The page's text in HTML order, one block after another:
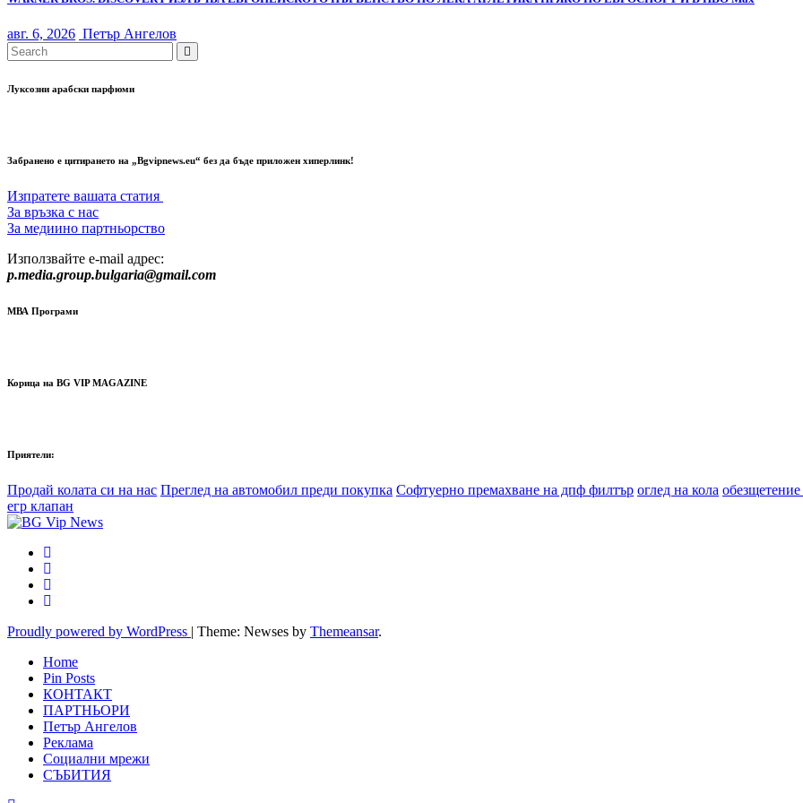
авг. 6, 2026 Петър Ангелов
Луксозни арабски парфюми
Забранено е цитирането на „Bgvipnews.eu“ без да бъде приложен хиперлинк!
Изпратете вашата статия
За връзка с нас
За медиино партньорство
Използвайте e-mail адрес:
p.media.group.bulgaria@gmail.com
МВА Програми
Корица на BG VIP MAGAZINE
Приятели:
Продай колата си на нас Преглед на автомобил преди покупка Софтуерно премахване на дпф филтър оглед на кола
егр клапан
Proudly powered by WordPress | Theme: Newses by Themeansar.
Home
Pin Posts
КОНТАКТ
ПАРТНЬОРИ
Петър Ангелов
Реклама
Социални мрежи
СЪБИТИЯ